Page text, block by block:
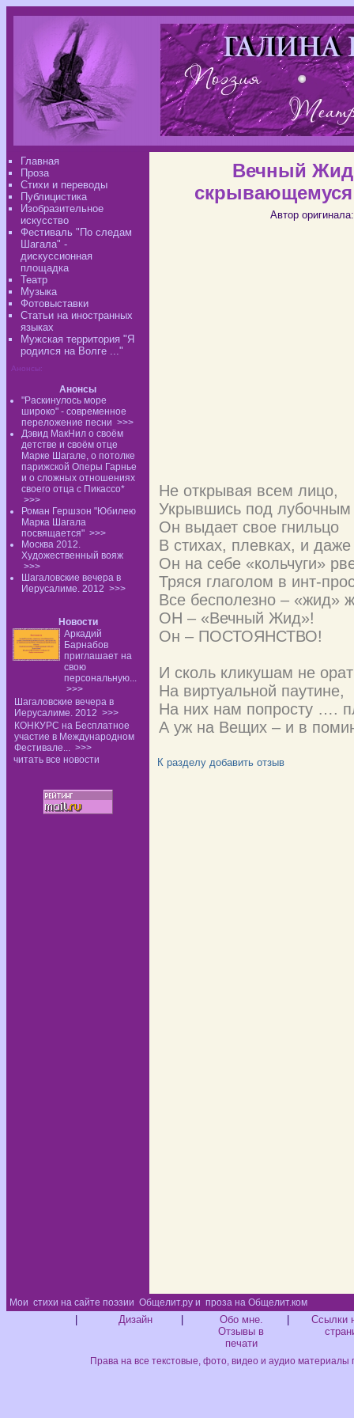
Главная
Проза
Стихи и переводы
Публицистика
Изобразительное
искусство
Фестиваль "По следам
Шагала" -
дискуссионная
площадка
Театр
Музыка
Фотовыставки
Статьи на иностранных
языках
Мужская территория "Я
родился на Волге ..."
Анонсы:
Анонсы
"Раскинулось море
широко" - современное
переложение песни >>>
Дэвид МакНил о своём
детстве и своём отце
Марке Шагале, о потолке
парижской Оперы Гарнье
и о сложных отношениях
своего отца с Пикассо*
>>>
Роман Гершзон "Юбилею
Марка Шагала
посвящается" >>>
Москва 2012.
Художественный вояж
>>>
Шагаловские вечера в
Иерусалиме. 2012 >>>
Новости
Аркадий
Барнабов
приглашает на
свою
персональную...
>>>
Шагаловские вечера в
Иерусалиме. 2012 >>>
КОНКУРС на Бесплатное
участие в Международном
Фестивале... >>>
читать все новости
Вечный Жид
Автор оригинала:
Не открывая всем лицо,
Укрывшись под
Он выдает свое гнильцо
В стихах, плевках, и
Он на себе «кольчуги»
Тряся глаголом в инт-
Все бесполезно – «жид»
ОН – «Вечный Жид»!
Он – ПОСТОЯНСТВО!
И сколь кликушам не
На виртуальной паутине,
На них нам попросту ….
А уж на Вещих – и в
К разделу добавить отзыв
Мои стихи на сайте поэзии Общелит.ру и проза на Общелит.ком
Дизайн
Обо мне.
Отзывы в
печати
Ссылки
Права на все текстовые, фото, видео и аудио